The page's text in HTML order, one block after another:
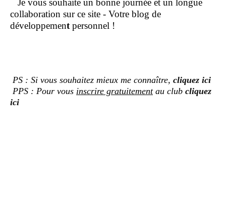
Je vous souhaite un bonne journée et un longue
collaboration sur ce site - Votre blog de
développementpersonnel !
PS : Si vous souhaitez mieux me connaître, cliquez ici
PPS : Pour vous inscrire gratuitementau club cliquez
ici